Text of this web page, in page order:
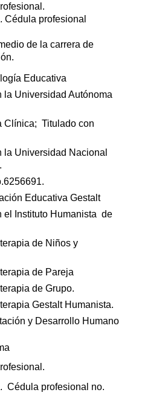
Cédula profesional
de la carrera de
Educativa
la Universidad Autónoma
Clínica; Titulado con
la Universidad Nacional
Educativa Gestalt
el Instituto Humanista de
de Niños y
de Pareja
de Grupo.
Gestalt Humanista.
y Desarrollo Humano
Cédula profesional no.